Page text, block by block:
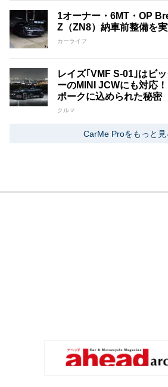
1オーナー・6MT・OP
Z（ZN8）納車前整備を
カーライフ
レイズ｢VMF S-01｣はビ
ーのMINI JCWにも対応
ポークに込められた秘密
クルマ
CarMe Proをもっと見